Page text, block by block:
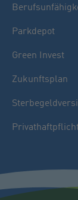
Parkdepot
Green Invest
Zukunftsplan